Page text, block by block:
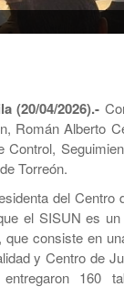
(20/04/2026).-
Román Alberto
Control,
Torreón.
del
el SISUN es
que consiste en
y Centro de
160